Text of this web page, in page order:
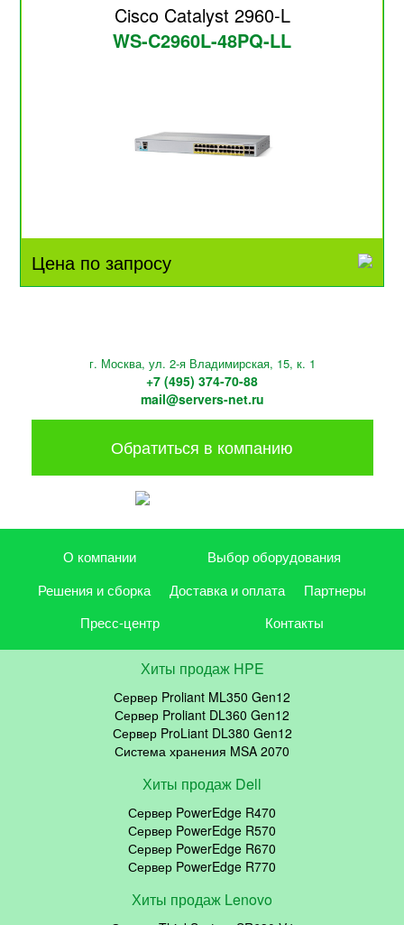
Cisco Catalyst 2960-L
WS-C2960L-48PQ-LL
Цена по запросу
г. Москва, ул. 2-я Владимирская, 15, к. 1
+7 (495) 374-70-88
mail@servers-net.ru
Обратиться в компанию
О компании
Выбор оборудования
Решения и сборка
Доставка и оплата
Партнеры
Пресс-центр
Контакты
Хиты продаж HPE
Сервер Proliant ML350 Gen12
Сервер Proliant DL360 Gen12
Сервер ProLiant DL380 Gen12
Система хранения MSA 2070
Хиты продаж Dell
Сервер PowerEdge R470
Сервер PowerEdge R570
Сервер PowerEdge R670
Сервер PowerEdge R770
Хиты продаж Lenovo